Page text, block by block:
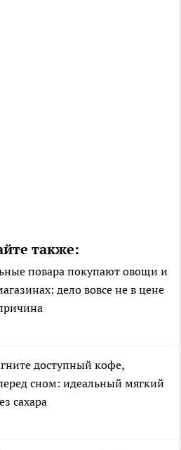
также:
повара покупают овощи и
дело вовсе не в цене
доступный кофе,
сном: идеальный мягкий
сахара